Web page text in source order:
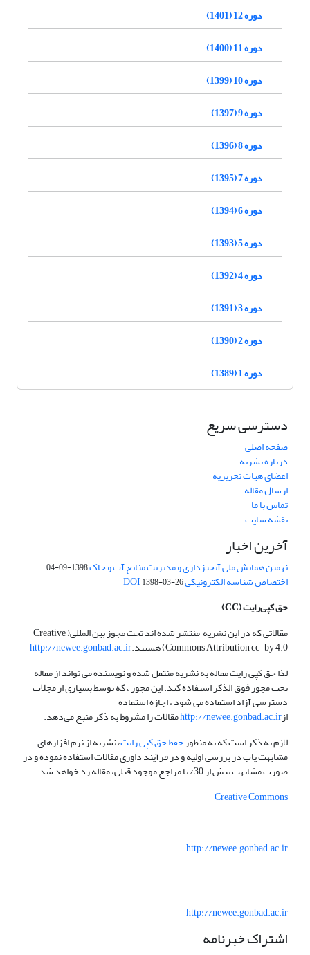
دوره 12 (1401)
دوره 11 (1400)
دوره 10 (1399)
دوره 9 (1397)
دوره 8 (1396)
دوره 7 (1395)
دوره 6 (1394)
دوره 5 (1393)
دوره 4 (1392)
دوره 3 (1391)
دوره 2 (1390)
دوره 1 (1389)
دسترسی سریع
صفحه اصلی
درباره نشریه
اعضای هیات تحریریه
ارسال مقاله
تماس با ما
نقشه سایت
آخرین اخبار
نهمین همایش ملی آبخیزداری و مدیریت منابع آب و خاک1398-09-04
اختصاص شناسه الکترونیکی DOI1398-03-26
حق کپی‌رایت(CC)
مقالاتی که در این نشریه منتشر شده اند تحت مجوز بین المللی( Creative
Commons Attribution cc-by 4.0) هستند.
http://newee.gonbad.ac.ir
لذا حق کپی رایت مقاله به نشریه منتقل شده و نویسنده می تواند از مقاله
تحت مجوز فوق الذکر استفاده کند. این مجوز ، که توسط بسیاری از مجلات
دسترسی آزاد استفاده می شود ، اجازه استفاده
ازhttp://newee.gonbad.ac.irمقالات را مشروط به ذکر منبع می‌دهد.
لازم به ذکر است که به منظورحفظ حق کپی رایت، نشریه از نرم افزارهای
مشابهت یاب در بررسی اولیه و در فرآیند داوری مقالات استفاده نموده و در
صورت مشابهت بیش از 30% با مراجع موجود قبلی، مقاله رد خواهد شد.
Creative Commons
http://newee.gonbad.ac.ir
http://newee.gonbad.ac.ir
اشتراک خبرنامه